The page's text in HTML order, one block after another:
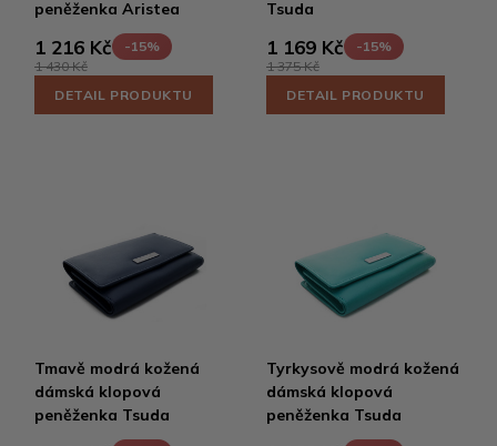
peněženka Aristea
1 216 Kč
-15%
1 430 Kč
DETAIL PRODUKTU
Tsuda
1 169 Kč
-15%
1 375 Kč
DETAIL PRODUKTU
Tmavě modrá kožená
dámská klopová
peněženka Tsuda
Tyrkysově modrá kožená
dámská klopová
peněženka Tsuda